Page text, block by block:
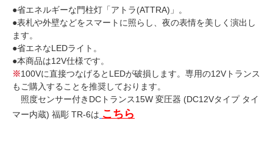
●省エネルギーな門柱灯「アトラ(ATTRA)」。
●表札や外壁などをスマートに照らし、夜の表情を美しく演出し
ます。
●省エネなLEDライト。
●本商品は12V仕様です。
※100Vに直接つなげるとLEDが破損します。専用の12Vトランス
もご購入することを推奨しております。
照度センサー付きDCトランス15W 変圧器 (DC12Vタイプ タイ
マー内蔵) 福彫 TR-6は こちら